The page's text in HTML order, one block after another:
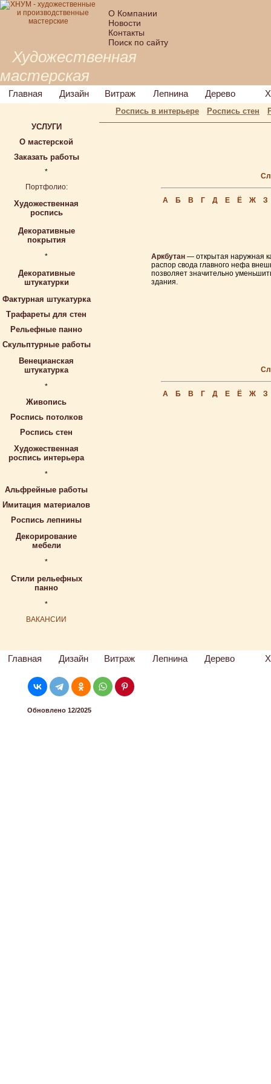
О Компании
Новости
Контакты
Поиск по сайту
Художественная
мастерская
Главная Дизайн Витраж Лепнина Дерево
Роспись в интерьере Роспись стен
УСЛУГИ
О мастерской
Заказать работы
*
Портфолио:
Художественная
роспись
Декоративные
покрытия
*
Декоративные
штукатурки
Фактурная штукатурка
Трафареты для стен
Рельефные панно
Скульптурные работы
Венецианская
штукатурка
*
Живопись
Роспись потолков
Роспись стен
Художественная
роспись интерьера
*
Альфрейные работы
Имитация материалов
Роспись лепнины
Декорирование
мебели
*
Стили рельефных
панно
*
ВАКАНСИИ
А Б В Г Д Е Ё Ж З
Аркбутан — открытая наружная
распор свода главного нефа
позволяет значительно
здания.
А Б В Г Д Е Ё Ж З
Главная Дизайн Витраж Лепнина Дерево
Обновлено 12/2025